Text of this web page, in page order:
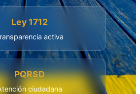
Ley 1712
activa
PQRSD
ciudadana